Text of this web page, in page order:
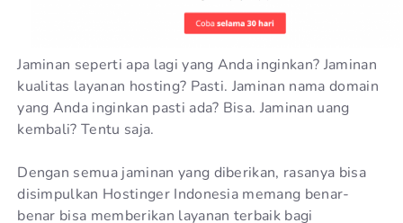
Jaminan seperti apa lagi yang Anda inginkan? Jaminan
kualitas layanan hosting? Pasti. Jaminan nama domain
yang Anda inginkan pasti ada? Bisa. Jaminan uang
kembali? Tentu saja.
Dengan semua jaminan yang diberikan, rasanya bisa
disimpulkan Hostinger Indonesia memang benar-
benar bisa memberikan layanan terbaik bagi